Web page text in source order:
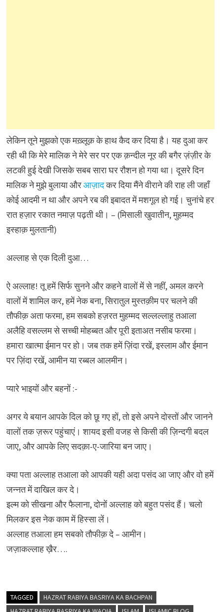
लेकिन तूने मुझको एक मख़्लूक़ के हाथ कैद कर दिया है। यह दुआ कर
रही थी कि मेरे मालिक ने मेरे सर पर एक क़न्दील नूर की बगैर ज़ंज़ीर के
लटकी हुई देखी जिसके सबब सारा घर रौशन हो गया था। दूसरे दिन
मालिक ने मुझे बुलाया औरआज़ादकर दिया मैंने वीराने की राह ली जहाँ
कोई आदमी न था और अपने रब की इबादत में मशगूल हो गई। चुनांचे हर
रात हज़ार रकात नमाज़ पढ़ती थी। – (मिसाली खुवातीन, मुहम्मद
इस्हाक़ मुलतानी)
अल्लाह से एक दिली दुआ…
ऐ अल्लाह! तू हमें सिर्फ सुनने और कहने वालों में से नहीं, अमल करने
वालों में शामिल कर, हमें नेक बना, सिरातुल मुस्तक़ीम पर चलने की
तौफीक़ अता फरमा, हम सबको हज़रत मुहम्मद सल्लल्लाहु तआला
अलैहि वसल्लम से सच्ची मोहब्बत और पूरी इताअत नसीब फरमा।
हमारा खात्मा ईमान पर हो। जब तक हमें ज़िंदा रखें, इस्लाम और ईमान
पर ज़िंदा रखें, आमीन या रब्बल आलमीन।
प्यारे भाइयों और बहनों :-
अगर ये बयान आपके दिल को छू गए हों, तो इसे अपने दोस्तों और जानने
वालों तक ज़रूर पहुंचाएं। शायद इसी वजह से किसी की ज़िन्दगी बदल
जाए, और आपके लिए सदक़ा-ए-जारिया बन जाए।
क्या पता अल्लाह तआला को आपकी यही अदा पसंद आ जाए और वो हमें
जन्नत में दाखिल कर दे।
इल्म को सीखना और फैलाना, दोनों अल्लाह को बहुत पसंद हैं। चलो
मिलकर इस नेक काम में हिस्सा लें।
अल्लाह तआला हम सबको तौफीक़ दे – आमीन।
जज़ाकल्लाह ख़ैर….
TAGGED
HAZRAT RABIYA BASRIYA KA BACHPAN